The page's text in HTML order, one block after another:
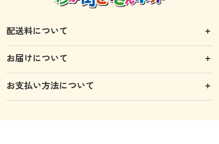
配送料について
お届けについて
お支払い方法について